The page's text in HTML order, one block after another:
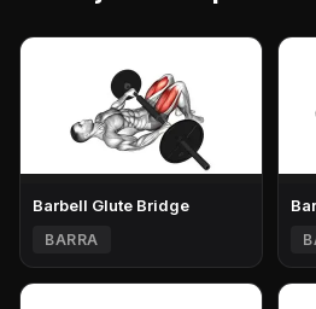
Barbell Glute Bridge
BARRA